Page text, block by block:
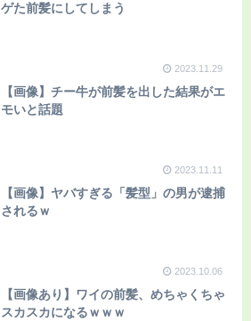
ゲた前髪にしてしまう
2023.11.29
【画像】チー牛が前髪を出した結果がエ
モいと話題
2023.11.11
【画像】ヤバすぎる「髪型」の男が逮捕
されるｗ
2023.10.06
【画像あり】ワイの前髪、めちゃくちゃ
スカスカになるｗｗｗ